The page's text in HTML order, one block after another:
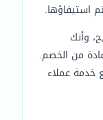
استيفاؤها.
وأنك
من الخصم.
خدمة عملاء